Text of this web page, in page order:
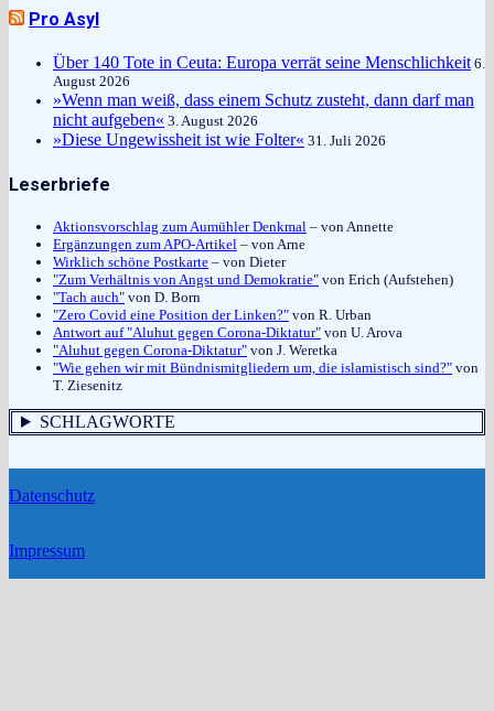
Pro Asyl
Über 140 Tote in Ceuta: Europa verrät seine Menschlichkeit 6.
August 2026
»Wenn man weiß, dass einem Schutz zusteht, dann darf man
nicht aufgeben« 3. August 2026
»Diese Ungewissheit ist wie Folter« 31. Juli 2026
Leserbriefe
Aktionsvorschlag zum Aumühler Denkmal – von Annette
Ergänzungen zum APO-Artikel – von Arne
Wirklich schöne Postkarte – von Dieter
"Zum Verhältnis von Angst und Demokratie" von Erich (Aufstehen)
"Tach auch" von D. Born
"Zero Covid eine Position der Linken?" von R. Urban
Antwort auf "Aluhut gegen Corona-Diktatur" von U. Arova
"Aluhut gegen Corona-Diktatur" von J. Weretka
"Wie gehen wir mit Bündnismitgliedern um, die islamistisch sind?" von
T. Ziesenitz
SCHLAGWORTE
Datenschutz
Impressum